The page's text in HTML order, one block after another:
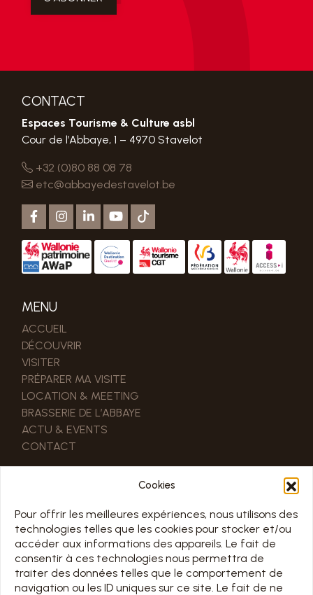
Cookies
Pour offrir les meilleures expériences, nous utilisons des
technologies telles que les cookies pour stocker et/ou
accéder aux informations des appareils. Le fait de
consentir à ces technologies nous permettra de
traiter des données telles que le comportement de
navigation ou les ID uniques sur ce site. Le fait de ne
CONTACT
Espaces Tourisme & Culture asbl
Cour de l’Abbaye, 1 – 4970 Stavelot
+32 (0)80 88 08 78
etc@abbayedestavelot.be
MENU
ACCUEIL
DÉCOUVRIR
VISITER
PRÉPARER MA VISITE
LOCATION & MEETING
BRASSERIE DE L’ABBAYE
ACTU & EVENTS
CONTACT
ESPACE PRO & PRESSE
HORAIRE
TOUS LES JOURS 7/7 DE 10H À 18H
Jours d’ouverture sur le calendrier ci-dessous